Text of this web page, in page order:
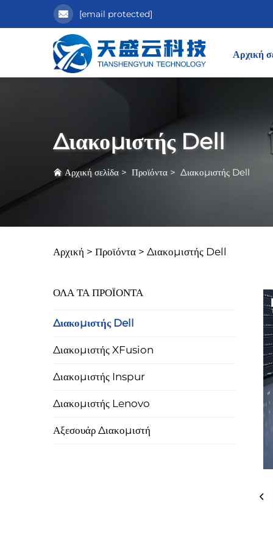
[email protected]
Αρχική
Διακομιστής Dell
Αρχική σελίδα > Προϊόντα > Διακομιστής Dell
Αρχική > Προϊόντα > Διακομιστής Dell
ΟΛΑ ΤΑ ΠΡΟΪΟΝΤΑ
Διακομιστής Dell
Διακομιστής XFusion
Διακομιστής Inspur
Διακομιστής Lenovo
Αξεσουάρ Διακομιστή